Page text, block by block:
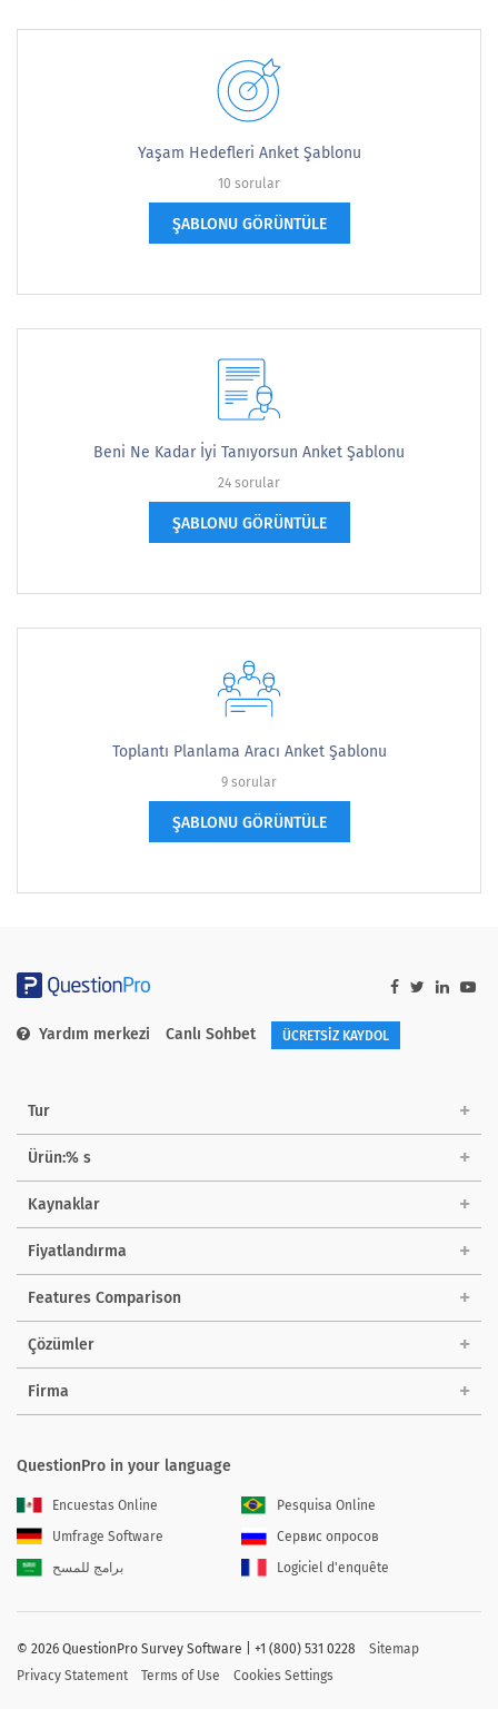
Yaşam Hedefleri Anket Şablonu
10 sorular
ŞABLONU GÖRÜNTÜLE
Beni Ne Kadar İyi Tanıyorsun Anket Şablonu
24 sorular
ŞABLONU GÖRÜNTÜLE
Toplantı Planlama Aracı Anket Şablonu
9 sorular
ŞABLONU GÖRÜNTÜLE
Yardım merkezi Canlı Sohbet ÜCRETSİZ KAYDOL
Tur
Ürün:% s
Kaynaklar
Fiyatlandırma
Features Comparison
Çözümler
Firma
QuestionPro in your language
Encuestas Online
Pesquisa Online
Umfrage Software
Сервис опросов
برامج للمسح
Logiciel d'enquête
© 2026 QuestionPro Survey Software | +1 (800) 531 0228
Sitemap
Privacy Statement
Terms of Use Cookies Settings